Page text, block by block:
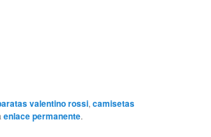
valentino rossi,camisetas
enlace permanente.